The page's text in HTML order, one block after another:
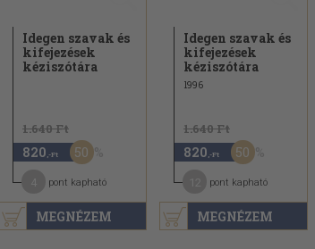
MEGNÉZEM
Idegen szavak és
kifejezések
kéziszótára
1.640 Ft
820 ,-Ft 50
pont kapható
MEGNÉZEM
Idegen szavak és
kifejezések
kéziszótára
1996
1.640 Ft
820 ,-Ft 50
pont kapható